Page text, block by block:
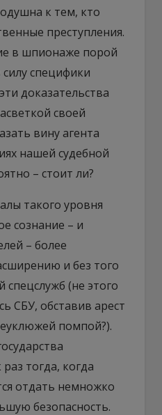
к тем, кто
преступления.
в шпионаже порой
специфики
доказательства
своей
вину агента
нашей судебной
– стоит ли?
такого уровня
сознание – и
– более
и без того
(не этого
СБУ, обставив арест
помпой?).
тогда, когда
отдать немножко
безопасность.